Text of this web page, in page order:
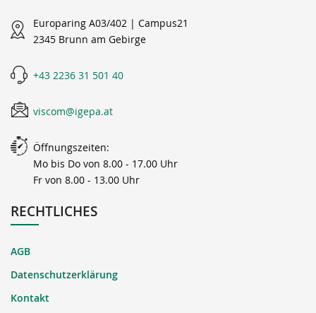
Europaring A03/402 | Campus21
2345 Brunn am Gebirge
+43 2236 31 501 40
viscom@igepa.at
Öffnungszeiten:
Mo bis Do von 8.00 - 17.00 Uhr
Fr von 8.00 - 13.00 Uhr
RECHTLICHES
AGB
Datenschutzerklärung
Kontakt